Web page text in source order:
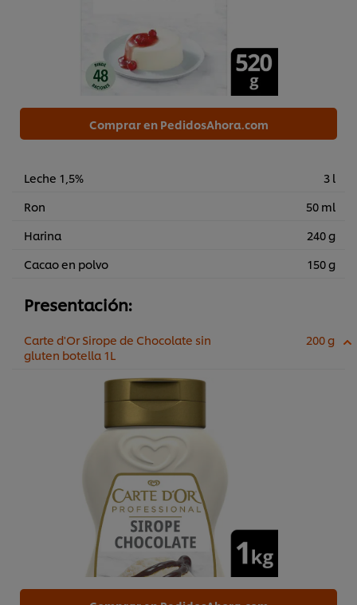
Comprar en PedidosAhora.com
Leche 1,5%
3 l
Ron
50 ml
Harina
240 g
Cacao en polvo
150 g
Presentación:
Carte d'Or Sirope de Chocolate sin
gluten botella 1L
200 g